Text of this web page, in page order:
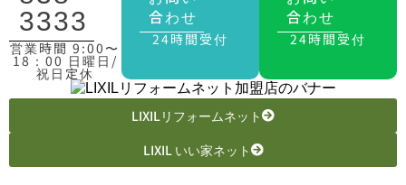
3333
営業時間 9:00〜
18：00 日曜日/
祝日定休
合わせ
24時間受付
合わせ
24時間受付
LIXILリフォームネット
LIXIL いい家ネット